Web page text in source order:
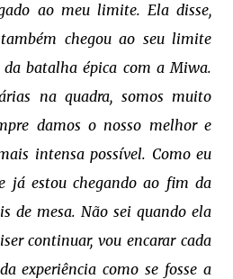
ao meu limite. Ela disse,
chegou ao seu limite
batalha épica com a Miwa.
na quadra, somos muito
damos o nosso melhor e
intensa possível. Como eu
já estou chegando ao fim da
de mesa. Não sei quando ela
continuar, vou encarar cada
experiência como se fosse a